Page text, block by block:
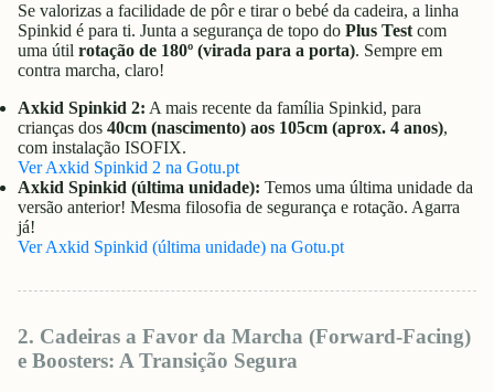
Se valorizas a facilidade de pôr e tirar o bebé da cadeira, a linha
Spinkid é para ti. Junta a segurança de topo do Plus Test com
uma útil rotação de 180º (virada para a porta). Sempre em
contra marcha, claro!
Axkid Spinkid 2: A mais recente da família Spinkid, para
crianças dos 40cm (nascimento) aos 105cm (aprox. 4 anos),
com instalação ISOFIX.
Ver Axkid Spinkid 2 na Gotu.pt
Axkid Spinkid (última unidade): Temos uma última unidade da
versão anterior! Mesma filosofia de segurança e rotação. Agarra
já!
Ver Axkid Spinkid (última unidade) na Gotu.pt
2. Cadeiras a Favor da Marcha (Forward-Facing)
e Boosters: A Transição Segura